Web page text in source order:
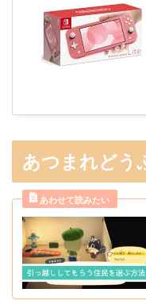
あつまれどう